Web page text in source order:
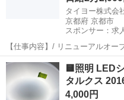
タイヨー株式会
京都府 京都市
スポンサー：求
【仕事内容】/ リニューアルオー
ュ! お仕事内容 リニューアルオ
タッフをお願いします! 目指せ!
には…? ・出入管理業務...
アルバイト・パート
🟨照明 LEDシ
タルクス
4,000円